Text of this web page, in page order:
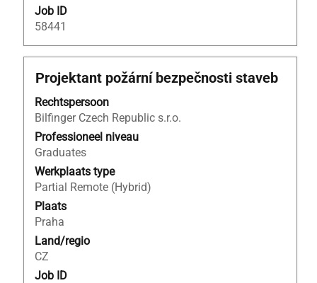
Job ID
58441
Titel
Projektant požární bezpečnosti staveb
Rechtspersoon
Bilfinger Czech Republic s.r.o.
Professioneel niveau
Graduates
Werkplaats type
Partial Remote (Hybrid)
Plaats
Praha
Land/regio
CZ
Job ID
Selecteer
deze
spatiebalk
om
de
volledige
inhoud
van
de
functiegegevens
weer
te
geven.